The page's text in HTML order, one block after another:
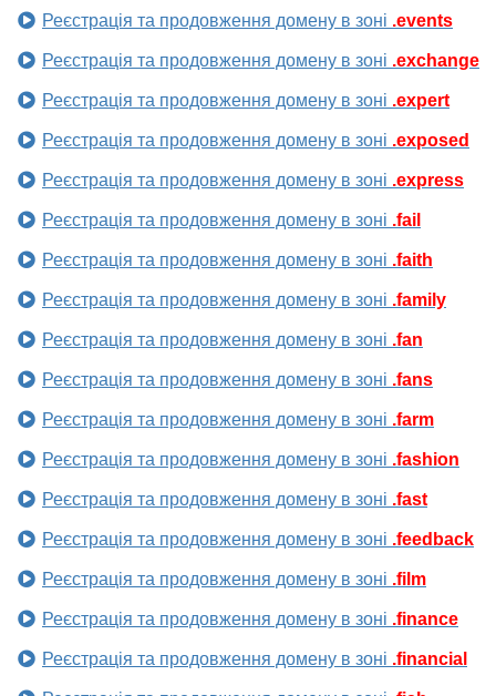
Реєстрація та продовження домену в зоні .events
Реєстрація та продовження домену в зоні .exchange
Реєстрація та продовження домену в зоні .expert
Реєстрація та продовження домену в зоні .exposed
Реєстрація та продовження домену в зоні .express
Реєстрація та продовження домену в зоні .fail
Реєстрація та продовження домену в зоні .faith
Реєстрація та продовження домену в зоні .family
Реєстрація та продовження домену в зоні .fan
Реєстрація та продовження домену в зоні .fans
Реєстрація та продовження домену в зоні .farm
Реєстрація та продовження домену в зоні .fashion
Реєстрація та продовження домену в зоні .fast
Реєстрація та продовження домену в зоні .feedback
Реєстрація та продовження домену в зоні .film
Реєстрація та продовження домену в зоні .finance
Реєстрація та продовження домену в зоні .financial